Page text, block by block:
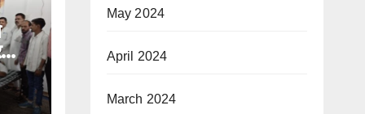
May 2024
April 2024
March 2024